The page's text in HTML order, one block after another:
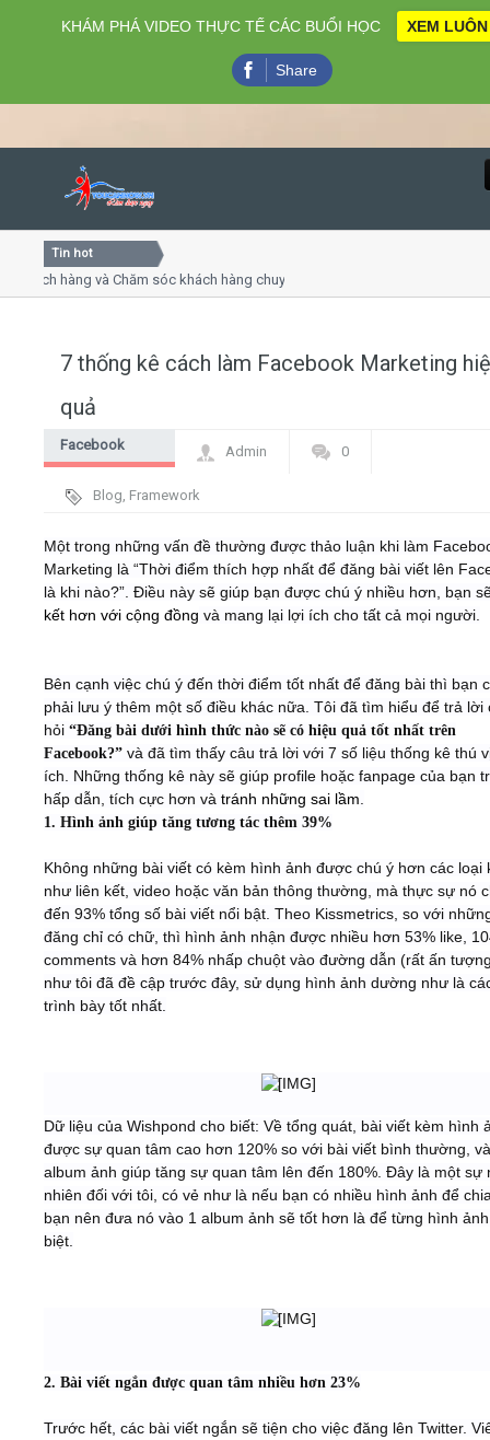
Close
Home
Video
Kiến thức
Tìm kiếm
Tin hot
hàng và Chăm sóc khách hàng chuyên nghiệp
7 thống kê cách làm Facebook Marketing
quả
Facebook
Admin 0
Blog, Framework
Một trong những vấn đề thường được thảo luận khi làm
Marketing là “Thời điểm thích hợp nhất để đăng bài viết lên
là khi nào?”. Điều này sẽ giúp bạn được chú ý nhiều hơn, bạn
kết hơn với cộng đồng và mang lại lợi ích cho tất cả mọi người.
Bên cạnh việc chú ý đến thời điểm tốt nhất để đăng bài thì bạn
phải lưu ý thêm một số điều khác nữa. Tôi đã tìm hiểu để trả lời
hỏi “Đăng bài dưới hình thức nào sẽ có hiệu quả tốt nhất trên
Facebook?” và đã tìm thấy câu trả lời với 7 số liệu thống kê thú
ích. Những thống kê này sẽ giúp profile hoặc fanpage của bạn
hấp dẫn, tích cực hơn và tránh những sai lầm.
1. Hình ảnh giúp tăng tương tác thêm 39%
Không những bài viết có kèm hình ảnh được chú ý hơn các loại
như liên kết, video hoặc văn bản thông thường, mà thực sự nó
đến 93% tổng số bài viết nổi bật. Theo Kissmetrics, so với
đăng chỉ có chữ, thì hình ảnh nhận được nhiều hơn 53% like,
comments và hơn 84% nhấp chuột vào đường dẫn (rất ấn
như tôi đã đề cập trước đây, sử dụng hình ảnh dường như là
trình bày tốt nhất.
Dữ liệu của Wishpond cho biết: Về tổng quát, bài viết kèm hình
được sự quan tâm cao hơn 120% so với bài viết bình thường, và
album ảnh giúp tăng sự quan tâm lên đến 180%. Đây là một sự
nhiên đối với tôi, có vẻ như là nếu bạn có nhiều hình ảnh để
bạn nên đưa nó vào 1 album ảnh sẽ tốt hơn là để từng hình
biệt.
2. Bài viết ngắn được quan tâm nhiều hơn 23%
Trước hết, các bài viết ngắn sẽ tiện cho việc đăng lên Twitter.
KHÁM PHÁ VIDEO THỰC TẾ CÁC BUỔI HỌC XEM LUÔN
Share